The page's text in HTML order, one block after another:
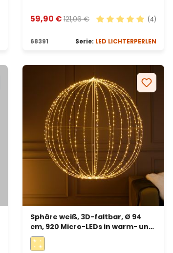
59,90 € 121,06 € (4)
68391 Serie: LED LICHTERPERLEN
Sphäre weiß, 3D-faltbar, Ø 94
cm, 920 Micro-LEDs in warm- und
kaltweiß, für Innenbereich